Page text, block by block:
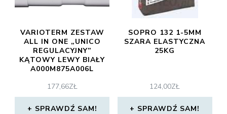
VARIOTERM ZESTAW
ALL IN ONE „UNICO
REGULACYJNY”
KĄTOWY LEWY BIAŁY
A000M875A006L
177,66ZŁ
SPRAWDŹ SAM!
SOPRO 132 1-5MM
SZARA ELASTYCZNA
25KG
124,00ZŁ
SPRAWDŹ SAM!